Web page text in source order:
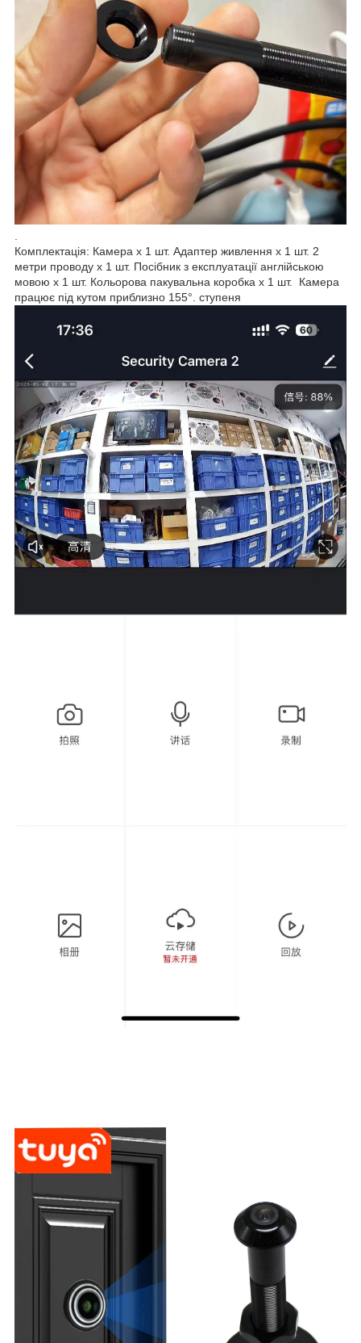
.
Комплектація: Камера x 1 шт. Адаптер живлення x 1 шт. 2
метри проводу x 1 шт. Посібник з експлуатації англійською
мовою x 1 шт. Кольорова пакувальна коробка x 1 шт. Камера
працює під кутом приблизно 155°. ступеня